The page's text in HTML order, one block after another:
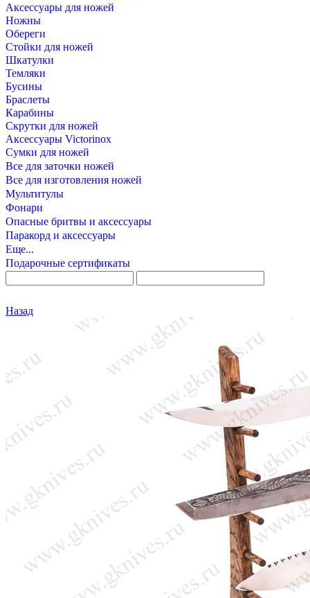
Аксессуары для ножей
Ножны
Обереги
Стойки для ножей
Шкатулки
Темляки
Бусины
Браслеты
Карабины
Скрутки для ножей
Аксессуары Victorinox
Сумки для ножей
Все для заточки ножей
Все для изготовления ножей
Мультитулы
Фонари
Опасные бритвы и аксессуары
Паракорд и аксессуары
Еще...
Подарочные сертификаты
Назад